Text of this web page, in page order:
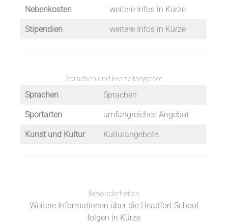
Nebenkosten weitere Infos in Kürze
Stipendien weitere Infos in Kürze
Sprachen und Freizeitangebot
Sprachen Sprachen
Sportarten umfangreiches Angebot
Kunst und Kultur Kulturangebote
Besonderheiten
Weitere Informationen über die Headfort School
folgen in Kürze